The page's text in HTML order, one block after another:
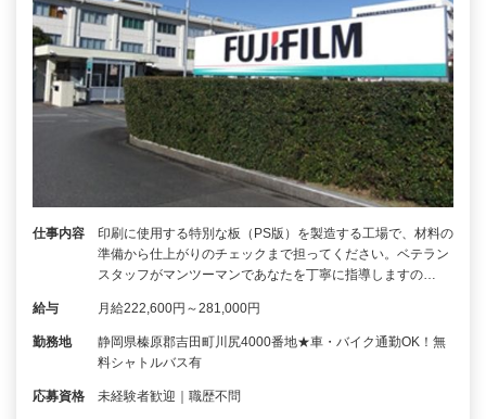
仕事内容
印刷に使用する特別な板（PS版）を製造する工場で、材料の
準備から仕上がりのチェックまで担ってください。ベテラン
スタッフがマンツーマンであなたを丁寧に指導しますの…
給与 月給222,600円～281,000円
勤務地
静岡県榛原郡吉田町川尻4000番地★車・バイク通勤OK！無
料シャトルバス有
応募資格 未経験者歓迎｜職歴不問